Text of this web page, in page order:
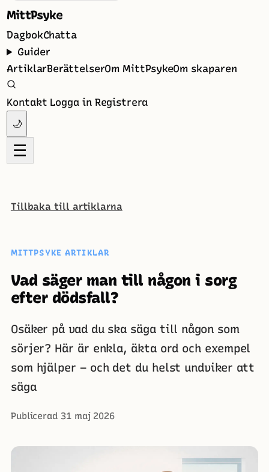
MittPsyke
DagbokChatta
Guider
ArtiklarBerättelserOm MittPsykeOm skaparen
Kontakt Logga in Registrera
🌙
☰
Tillbaka till artiklarna
MITTPSYKE ARTIKLAR
Vad säger man till någon i sorg
efter dödsfall?
Osäker på vad du ska säga till någon som
sörjer? Här är enkla, äkta ord och exempel
som hjälper – och det du helst undviker att
säga
Publicerad 31 maj 2026